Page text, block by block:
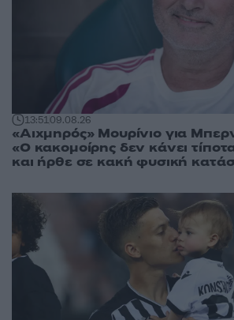
13:5109.08.26
«Αιχμηρός» Μουρίνιο για
«Ο κακομοίρης δεν κάνει
και ήρθε σε κακή φυσική